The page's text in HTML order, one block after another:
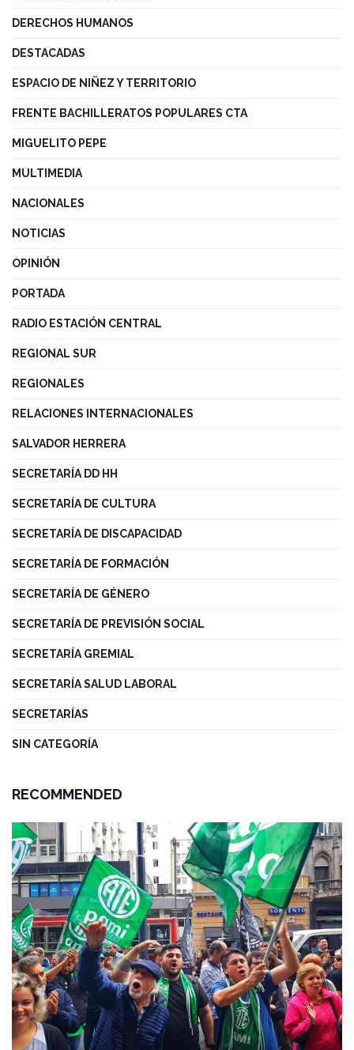
DERECHOS HUMANOS
DESTACADAS
ESPACIO DE NIÑEZ Y TERRITORIO
FRENTE BACHILLERATOS POPULARES CTA
MIGUELITO PEPE
MULTIMEDIA
NACIONALES
NOTICIAS
OPINIÓN
PORTADA
RADIO ESTACIÓN CENTRAL
REGIONAL SUR
REGIONALES
RELACIONES INTERNACIONALES
SALVADOR HERRERA
SECRETARÍA DD HH
SECRETARÍA DE CULTURA
SECRETARÍA DE DISCAPACIDAD
SECRETARÍA DE FORMACIÓN
SECRETARÍA DE GÉNERO
SECRETARÍA DE PREVISIÓN SOCIAL
SECRETARÍA GREMIAL
SECRETARÍA SALUD LABORAL
SECRETARÍAS
SIN CATEGORÍA
RECOMMENDED